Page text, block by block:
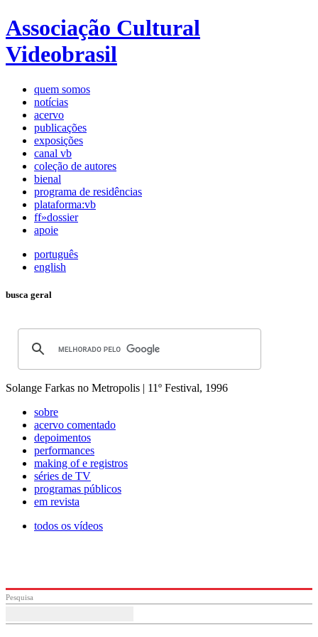
Associação Cultural
Videobrasil
quem somos
notícias
acervo
publicações
exposições
canal vb
coleção de autores
bienal
programa de residências
plataforma:vb
ff»dossier
apoie
português
english
busca geral
Solange Farkas no Metropolis | 11º Festival, 1996
sobre
acervo comentado
depoimentos
performances
making of e registros
séries de TV
programas públicos
em revista
todos os vídeos
Pesquisa